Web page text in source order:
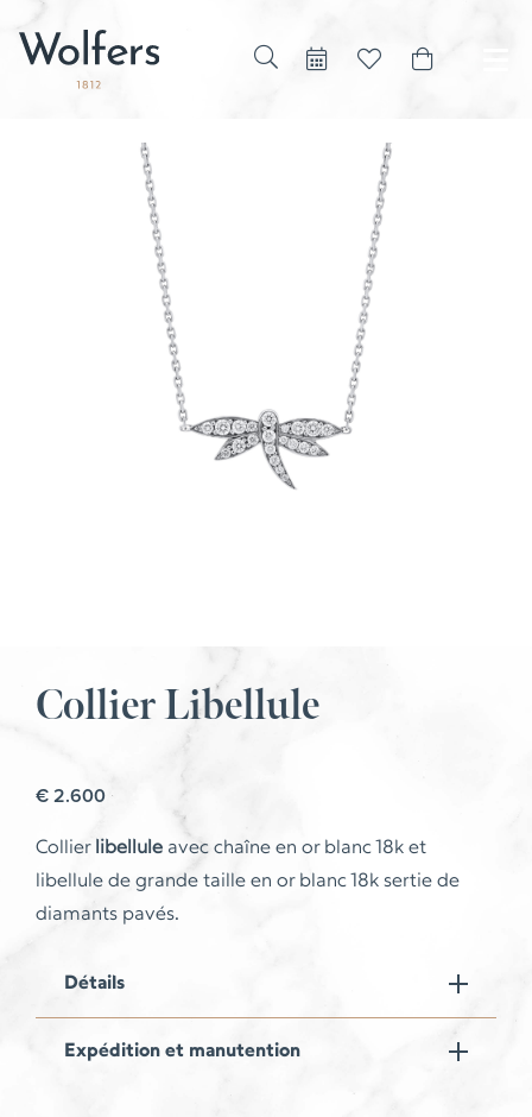
Collier Libellule
€2.600
Collier libellule avec chaîne en or blanc 18k et
libellule de grande taille en or blanc 18k sertie de
diamants pavés.
Détails
Expédition et manutention